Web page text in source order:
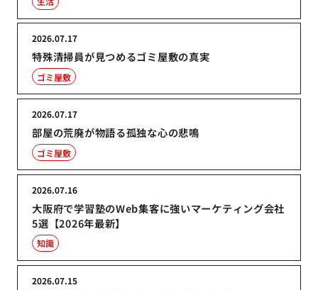
特殊清掃員が見つめるゴミ屋敷の真実
2026.07.17
ゴミ屋敷
部屋の荒廃が物語る孤独な心の悲鳴
2026.07.17
ゴミ屋敷
大阪府で学習塾のWeb集客に強いマーケティング会社
5選【2026年最新】
2026.07.16
知識
2026.07.15